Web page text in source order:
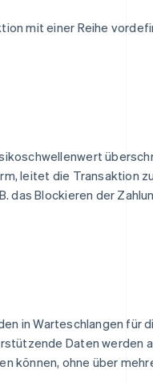
mit einer Reihe
leitet die Transaktion
das Blockieren der
in Warteschlangen für
Daten werden
können, ohne über